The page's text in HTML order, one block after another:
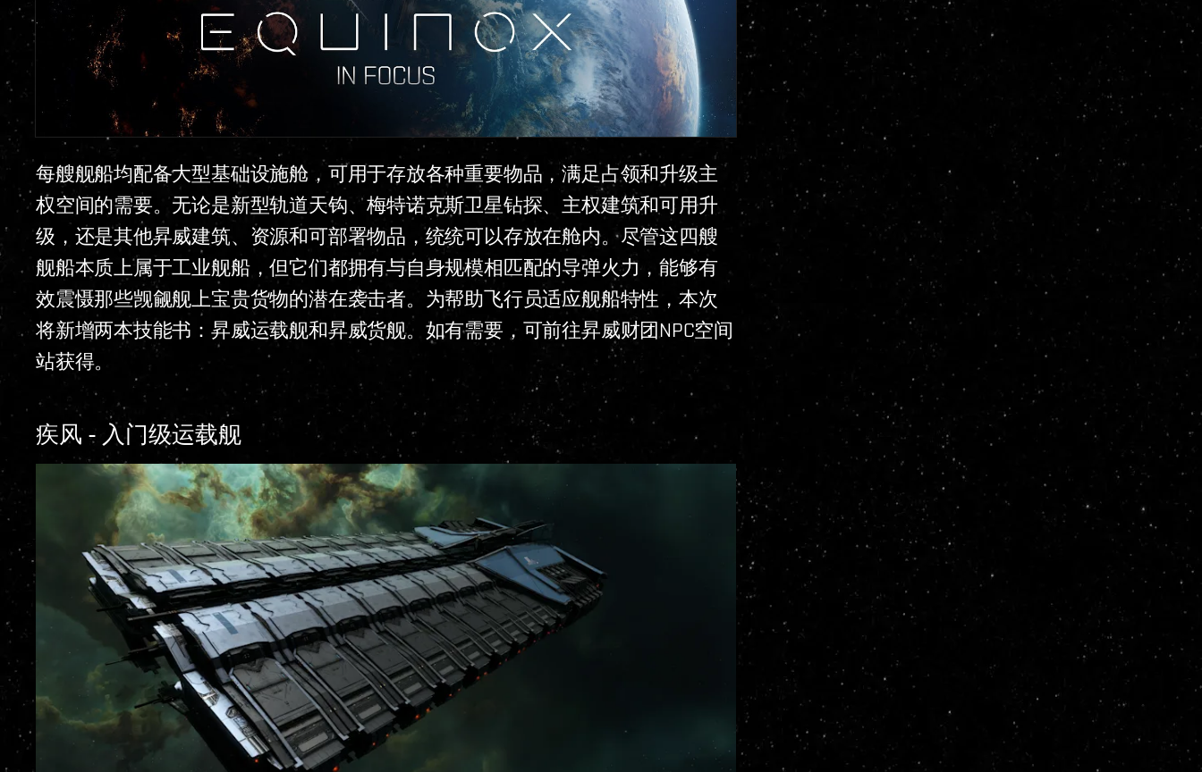
每艘舰船均配备大型基础设施舱，可用于存放各种重要物品，满足占领和升级主
权空间的需要。无论是新型轨道天钩、梅特诺克斯卫星钻探、主权建筑和可用升
级，还是其他昇威建筑、资源和可部署物品，统统可以存放在舱内。尽管这四艘
舰船本质上属于工业舰船，但它们都拥有与自身规模相匹配的导弹火力，能够有
效震慑那些觊觎舰上宝贵货物的潜在袭击者。为帮助飞行员适应舰船特性，本次
将新增两本技能书：昇威运载舰和昇威货舰。如有需要，可前往昇威财团NPC空间
站获得。
疾风 - 入门级运载舰